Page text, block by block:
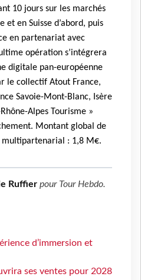
10 jours sur les marchés
en Suisse d’abord, puis
en partenariat avec
opération s’intégrera
digitale pan-européenne
le collectif Atout France,
Savoie-Mont-Blanc, Isère
Alpes Tourisme »
Montant global de
: 1,8 M€.
Ruffier pour Tour Hebdo.
d’immersion et
ses ventes pour 2028